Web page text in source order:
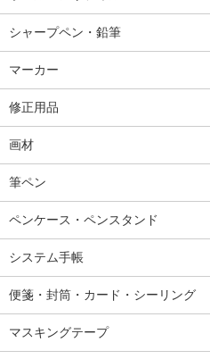
シャープペン・鉛筆
マーカー
修正用品
画材
筆ペン
ペンケース・ペンスタンド
システム手帳
便箋・封筒・カード・シーリング
マスキングテープ